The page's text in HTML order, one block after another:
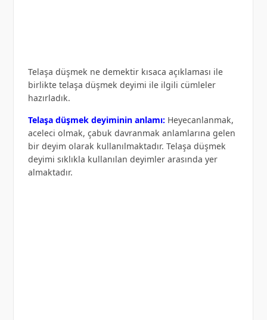
Telaşa düşmek ne demektir kısaca açıklaması ile
birlikte telaşa düşmek deyimi ile ilgili cümleler
hazırladık.
Telaşa düşmek deyiminin anlamı: Heyecanlanmak,
aceleci olmak, çabuk davranmak anlamlarına gelen
bir deyim olarak kullanılmaktadır. Telaşa düşmek
deyimi sıklıkla kullanılan deyimler arasında yer
almaktadır.